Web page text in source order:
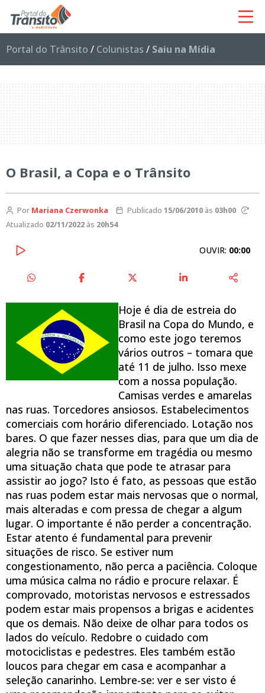
Portal do Trânsito / Colunistas / Saiu na Mídia
O Brasil, a Copa e o Trânsito
Por Mariana Czerwonka Publicado 15/06/2010às 03h00
Atualizado 02/11/2022 às 20h54
OUVIR: 00:00
Hoje é dia de estreia do
Brasil na Copa do Mundo, e
como este jogo teremos
vários outros – tomara que
até 11 de julho. Isso mexe
com a nossa população.
Camisas verdes e amarelas
nas ruas. Torcedores ansiosos. Estabelecimentos
comerciais com horário diferenciado. Lotação nos
bares. O que fazer nesses dias, para que um dia de
alegria não se transforme em tragédia ou mesmo
uma situação chata que pode te atrasar para
assistir ao jogo? Isto é fato, as pessoas que estão
nas ruas podem estar mais nervosas que o normal,
mais alteradas e com pressa de chegar a algum
lugar. O importante é não perder a concentração.
Estar atento é fundamental para prevenir
situações de risco. Se estiver num
congestionamento, não perca a paciência. Coloque
uma música calma no rádio e procure relaxar. É
comprovado, motoristas nervosos e estressados
podem estar mais propensos a brigas e acidentes
que os demais. Não deixe de olhar para todos os
lados do veículo. Redobre o cuidado com
motociclistas e pedestres. Eles também estão
loucos para chegar em casa e acompanhar a
seleção canarinho. Lembre-se: ver e ser visto é